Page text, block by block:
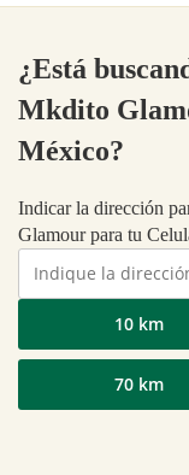
¿Está
Mkdito
México?
Indicar la dirección
Glamour para tu
10 km
70 km